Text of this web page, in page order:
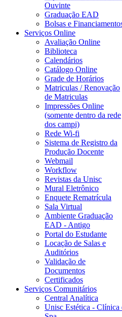
Ouvinte
Graduação EAD
Bolsas e
Serviços Online
Avaliação Online
Biblioteca
Calendários
Catálogo Online
Grade de Horários
Matriculas / Renovação
de Matriculas
Impressões Online
(somente dentro da rede
dos campi)
Rede Wi-fi
Sistema de Registro da
Produção Docente
Webmail
Workflow
Revistas da Unisc
Mural Eletrônico
Enquete Rematrícula
Sala Virtual
Ambiente Graduação
EAD - Antigo
Portal do Estudante
Locação de Salas e
Auditórios
Validação de
Documentos
Certificados
Serviços Comunitários
Central Analítica
Unisc Estética - Clínica